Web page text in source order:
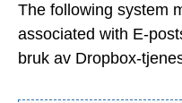
The following system
associated with E-
bruk av Dropbox-